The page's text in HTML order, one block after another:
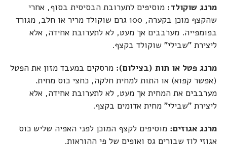
מרנג שוקולד: מוסיפים לתערובת הבסיסית בסוף, אחרי
שהקצף מוכן בקערה, 100 גרם שוקולד מריר או חלב, מגורד
בפומפייה. מערבבים אך מעט, לא לתערובת אחידה, אלא
ליצירת "שבילי" שוקולד בקצף.
מרנג פטל או תות (בצילום): מרסקים במעבד מזון את הפטל
(אפשר קפוא) או התות למחית חלקה, כחצי כוס מחית.
מערבבים את המחית אך מעט, לא לתערובת אחידה, אלא
ליצירת "שבילי" מחית אדומים בקצף.
מרנג אגוזים: מוסיפים לקצף המוכן לפני האפיה שליש כוס
אגוזי לוז שבורים גס ואופים של פי ההוראות.